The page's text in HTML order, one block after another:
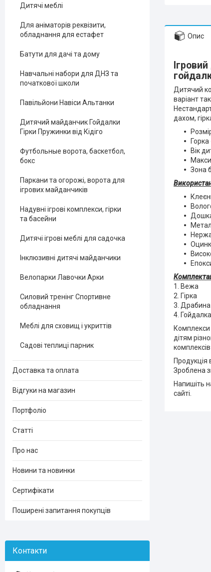
Опис
Дитячий
варіант
дахом,
Вік
Зона
1. Вежа
2. Гірка
3. Драбина
4. Гойдалка
Комплекси
дітям
Продукція
Зроблена
Напишіть
сайті.
Дитячі меблі
Для аніматорів реквізити,
обладнання для естафет
Батути для дачі та дому
Навчальні набори для ДНЗ та
початкової школи
Павільйони Навіси Альтанки
Дитячий майданчик Гойдалки
Гірки Пружинки від Кідіго
Футбольные ворота, баскетбол,
бокс
Паркани та огорожі, ворота для
ігрових майданчиків
Надувні ігрові комплекси, гірки
та басейни
Дитячі ігрові меблі для садочка
Інклюзивні дитячі майданчики
Велопарки Лавочки Арки
Силовий тренінг Спортивне
обладнання
Меблі для сховищ і укриттів
Садові теплиці парник
Доставка та оплата
Відгуки на магазин
Портфоліо
Статті
Про нас
Новини та новинки
Сертифікати
Поширені запитання покупців